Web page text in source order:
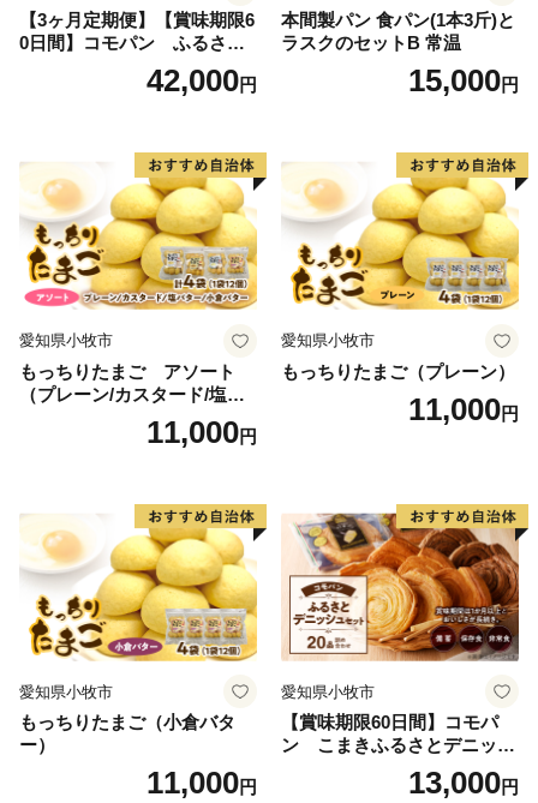
【3ヶ月定期便】【賞味期限6
0日間】コモパン ふるさと
クロワッサンセット（計90
個）／災害用備蓄 保存食 非
42,000円
本間製パン 食パン(1本3斤)と
ラスクのセットB 常温
15,000円
愛知県小牧市
もっちりたまご アソート
（プレーン/カスタード/塩バ
ター/小倉バター）11,000円
愛知県小牧市
もっちりたまご（プレーン）
11,000円
愛知県小牧市
もっちりたまご（小倉バタ
ー）
11,000円
愛知県小牧市
【賞味期限60日間】コモパ
ン こまきふるさとデニッシ
ュセット（20個入り）／災害
用備蓄 保存食 非常食 防災グ
13,000円